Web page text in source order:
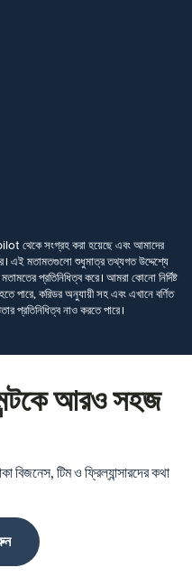
থেকে সংগ্রহ করা হয়েছে এবং আমাদের
এই মতামতগুলো শুধুমাত্র তথ্যগত উদ্দেশ্যে
প্রতিনিধিত্ব করে। আমরা কোনো নির্দিষ্ট
পারে, করিডর অনুযায়ী সহ এবং এখানে বর্ণিত
প্রতিনিধিত্ব নাও করতে পারে।
আরও সহজ
টিম ও ফ্রিল্যান্সারদের কথা